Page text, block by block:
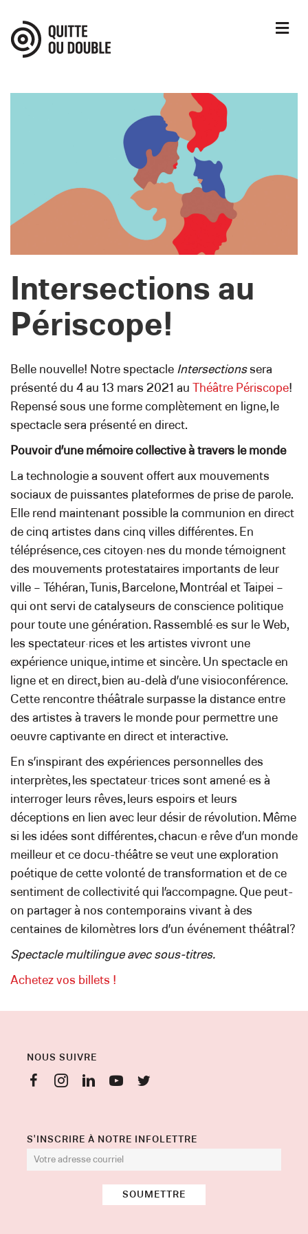
Intersections au
Périscope!
Belle nouvelle! Notre spectacle Intersectionssera
présenté du 4 au 13 mars 2021 au
Théâtre Périscope!
Repensé sous une forme complètement en ligne, le
spectacle sera présenté en direct.
Pouvoir d’une mémoire collective à travers le monde
La technologie a souvent offert aux mouvements
sociaux de puissantes plateformes de prise de parole.
Elle rend maintenant possible la communion en direct
de cinq artistes dans cinq villes différentes. En
téléprésence, ces citoyen·nes du monde témoignent
des mouvements protestataires importants de leur
ville – Téhéran, Tunis, Barcelone, Montréal et Taipei –
qui ont servi de catalyseurs de conscience politique
pour toute une génération. Rassemblé·es sur le Web,
les spectateur·rices et les artistes vivront une
expérience unique, intime et sincère. Un spectacle en
ligne et en direct, bien au-delà d’une visioconférence.
Cette rencontre théâtrale surpasse la distance entre
des artistes à travers le monde pour permettre une
œuvre captivante en direct et interactive.
En s’inspirant des expériences personnelles des
interprètes, les spectateur·trices sont amené·es à
interroger leurs rêves, leurs espoirs et leurs
déceptions en lien avec leur désir de révolution. Même
si les idées sont différentes, chacun·e rêve d’un monde
meilleur et ce docu-théâtre se veut une exploration
poétique de cette volonté de transformation et de ce
sentiment de collectivité qui l’accompagne. Que peut-
on partager à nos contemporains vivant à des
centaines de kilomètres lors d’un événement théâtral?
Spectacle multilingue avec sous-titres.
Achetez vos billets !
NOUS SUIVRE
S'INSCRIRE À NOTRE INFOLETTRE
SOUMETTRE